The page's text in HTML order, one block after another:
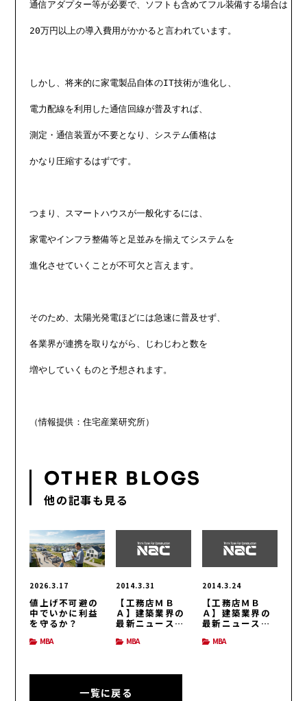
通信アダプター等が必要で、ソフトも含めてフル装備する場合は
20万円以上の導入費用がかかると言われています。
しかし、将来的に家電製品自体のIT技術が進化し、
電力配線を利用した通信回線が普及すれば、
測定・通信装置が不要となり、システム価格は
かなり圧縮するはずです。
つまり、スマートハウスが一般化するには、
家電やインフラ整備等と足並みを揃えてシステムを
進化させていくことが不可欠と言えます。
そのため、太陽光発電ほどには急速に普及せず、
各業界が連携を取りながら、じわじわと数を
増やしていくものと予想されます。
OTHER BLOGS
他の記事も見る
2026.3.17
値上げ不可避の
中でいかに利益
を守るか？
MBA
2014.3.31
【工務店ＭＢ
Ａ】建築業界の
最新ニュース
MBA
2014.3.24
【工務店ＭＢ
Ａ】建築業界の
最新ニュース
MBA
一覧に戻る